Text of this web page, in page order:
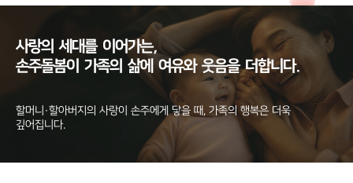
사랑의 세대를 이어가는,
손주돌봄이 가족의 삶에 여유와 웃음을 더합니다.
할머니·할아버지의 사랑이 손주에게 닿을 때, 가족의 행복은 더욱
깊어집니다.